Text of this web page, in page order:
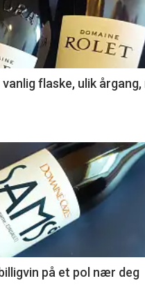
flaske, ulik årgang,
på et pol nær deg